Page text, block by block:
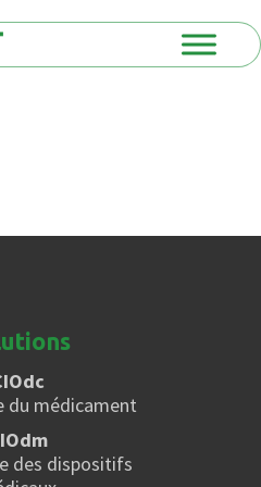
du médicament
des dispositifs